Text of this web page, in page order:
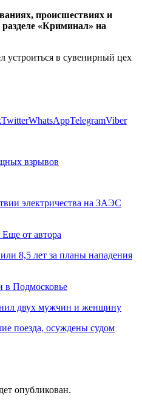
происшествиях и
«Криминал» на
TwitterWhatsAppTelegramViber
взрывов
электричества на ЗАЭС
Еще от автора
8,5 лет за планы нападения
в Подмосковье
двух мужчин и женщину
поезда, осуждены судом
опубликован.